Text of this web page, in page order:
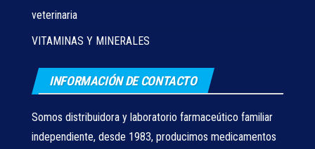
veterinaria
VITAMINAS Y MINERALES
INFORMACIÓN DE CONTACTO
Somos distribuidora y laboratorio farmaceútico familiar
independiente, desde 1983, producimos medicamentos